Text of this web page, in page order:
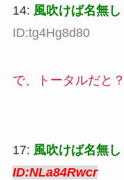
14: 風吹けば名無し
ID:tg4Hg8d80
で、トータルだと？
17: 風吹けば名無し
ID:NLa84Rwcr